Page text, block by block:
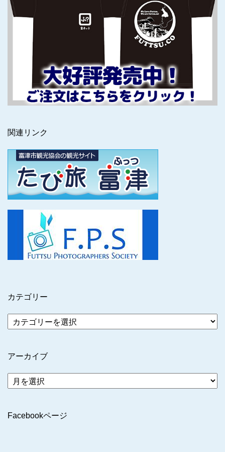
関連リンク
カテゴリー
アーカイブ
ア
ー
ブ
Facebookページ